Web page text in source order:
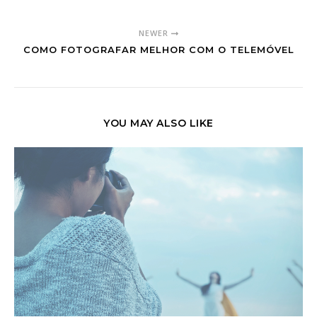
NEWER
COMO FOTOGRAFAR MELHOR COM O TELEMÓVEL
YOU MAY ALSO LIKE